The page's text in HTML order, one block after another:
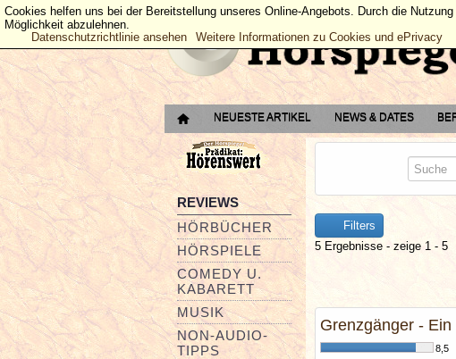
NEUESTE ARTIKEL NEWS & DATES
REVIEWS
HÖRBÜCHER
HÖRSPIELE
COMEDY U.
KABARETT
MUSIK
NON-AUDIO-
TIPPS
Filters
5 Ergebnisse - zeige 1 - 5
Grenzgänger -
8,5
Cookies helfen uns bei der Bereitstellung unseres Online-Angebots. Durch die
Möglichkeit abzulehnen.
Datenschutzrichtlinie ansehen
Weitere Informationen zu Cookies und ePrivacy